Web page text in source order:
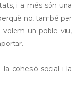
i a més són una
no, també per
volem un poble viu,
cohesió social i la